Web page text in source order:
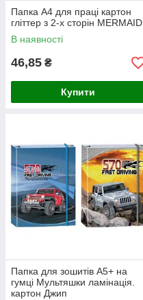
Папка А4 для праці картон
гліттер з 2-х сторін MERMAID
В наявності
46,85 ₴
Купити
Папка для зошитів А5+ на
гумці Мультяшки ламінація.
картон Джип